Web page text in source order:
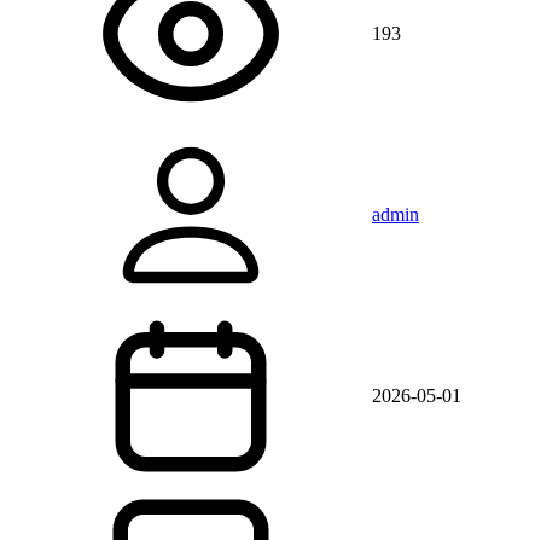
193
admin
2026-05-01